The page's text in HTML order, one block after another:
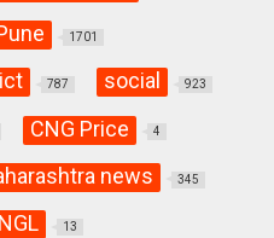
1701
787 social 923
CNG Price 4
news 345
13